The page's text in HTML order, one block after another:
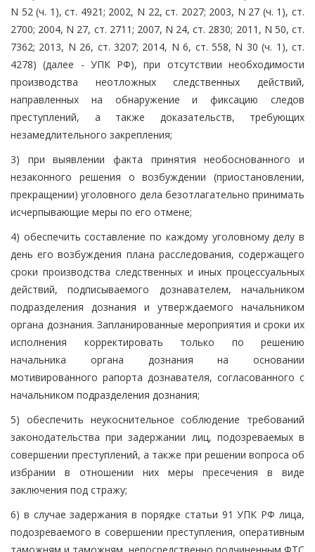
N 52 (ч. 1), ст. 4921; 2002, N 22, ст. 2027; 2003, N 27 (ч. 1), ст.
2700; 2004, N 27, ст. 2711; 2007, N 24, ст. 2830; 2011, N 50, ст.
7362; 2013, N 26, ст. 3207; 2014, N 6, ст. 558, N 30 (ч. 1), ст.
4278) (далее - УПК РФ), при отсутствии необходимости
производства неотложных следственных действий,
направленных на обнаружение и фиксацию следов
преступлений, а также доказательств, требующих
незамедлительного закрепления;
3) при выявлении факта принятия необоснованного и
незаконного решения о возбуждении (приостановлении,
прекращении) уголовного дела безотлагательно принимать
исчерпывающие меры по его отмене;
4) обеспечить составление по каждому уголовному делу в
день его возбуждения плана расследования, содержащего
сроки производства следственных и иных процессуальных
действий, подписываемого дознавателем, начальником
подразделения дознания и утверждаемого начальником
органа дознания. Запланированные мероприятия и сроки их
исполнения корректировать только по решению
начальника органа дознания на основании
мотивированного рапорта дознавателя, согласованного с
начальником подразделения дознания;
5) обеспечить неукоснительное соблюдение требований
законодательства при задержании лиц, подозреваемых в
совершении преступлений, а также при решении вопроса об
избрании в отношении них меры пресечения в виде
заключения под стражу;
6) в случае задержания в порядке статьи 91 УПК РФ лица,
подозреваемого в совершении преступления, оперативным